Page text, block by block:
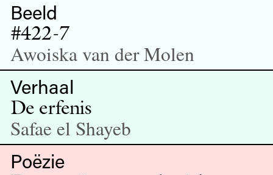
Beeld
#422-7
Awoiska van der Molen
Verhaal
De erfenis
Safae el Shayeb
Poëzie